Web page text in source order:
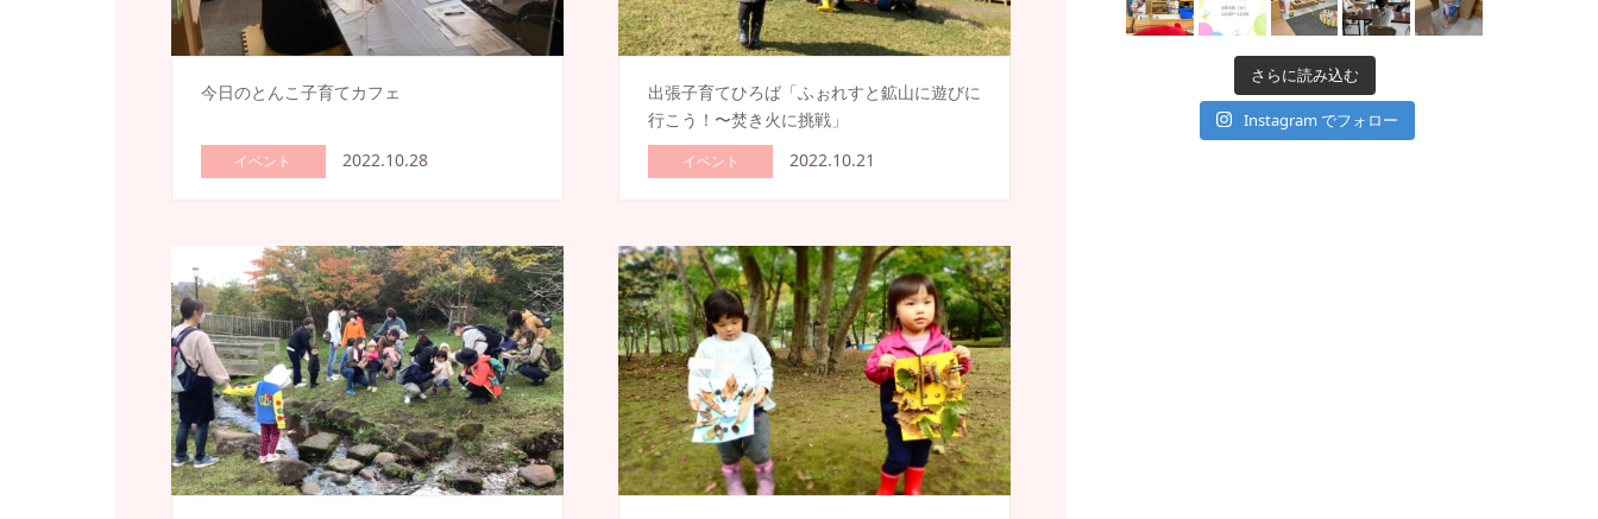
今日のとんこ子育てカフェ
イベント 2022.10.28
出張子育てひろば「ふぉれすと鉱山に遊びに
行こう！〜焚き火に挑戦」
イベント 2022.10.21
さらに読み込む
Instagram でフォロー